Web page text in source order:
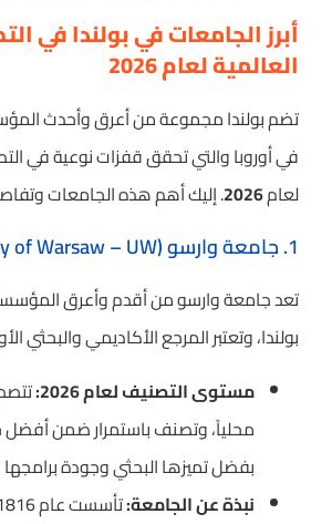
أبرز الجامعات في بولندا في
العالمية لعام 2026
تضم بولندا مجموعة من أعرق وأحدث
في أوروبا والتي تحقق قفزات نوعية في
لعام2026. إليك أهم هذه الجامعات
1. جامعة وارسو (University of Warsaw – UW)
تعد جامعة وارسو من أقدم وأعرق
بولندا، وتعتبر المرجع الأكاديمي والبحثي
مستوى التصنيف لعام 2026:
محلياً، وتصنف باستمرار ضمن أفضل
بفضل تميزها البحثي وجودة برامجها
نبذة عن الجامعة: